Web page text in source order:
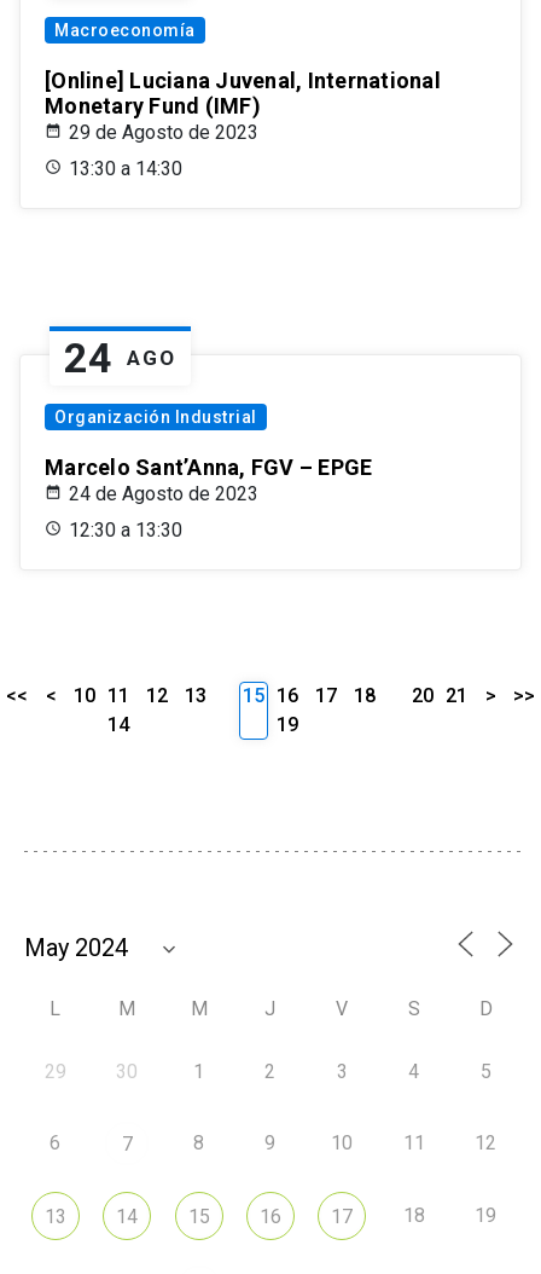
Macroeconomía
[Online] Luciana Juvenal, International
Monetary Fund (IMF)
29 de Agosto de 2023
13:30 a 14:30
24 AGO
Organización Industrial
Marcelo Sant’Anna, FGV – EPGE
24 de Agosto de 2023
12:30 a 13:30
<< < 10 11 12
13
14
15 16 17
18
19
20 21 > >>
L M M J V S D
29 30 1 2 3 4 5
6 7 8 9 10 11 12
13 14 15 16 17 18 19